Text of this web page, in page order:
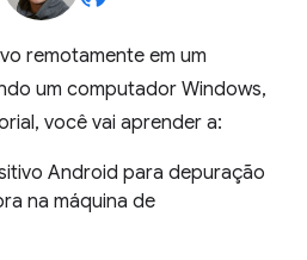
remotamente em um
um computador Windows,
você vai aprender a:
Android para depuração
na máquina de